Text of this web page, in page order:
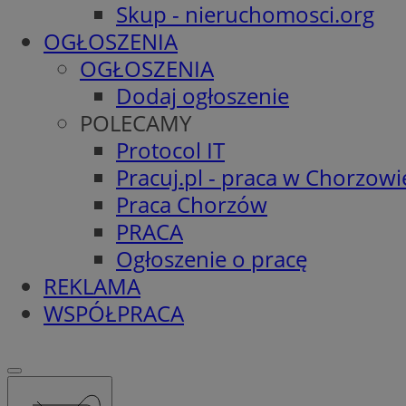
Skup - nieruchomosci.org
OGŁOSZENIA
OGŁOSZENIA
Dodaj ogłoszenie
POLECAMY
Protocol IT
Pracuj.pl - praca w
Praca Chorzów
PRACA
Ogłoszenie o pracę
REKLAMA
WSPÓŁPRACA